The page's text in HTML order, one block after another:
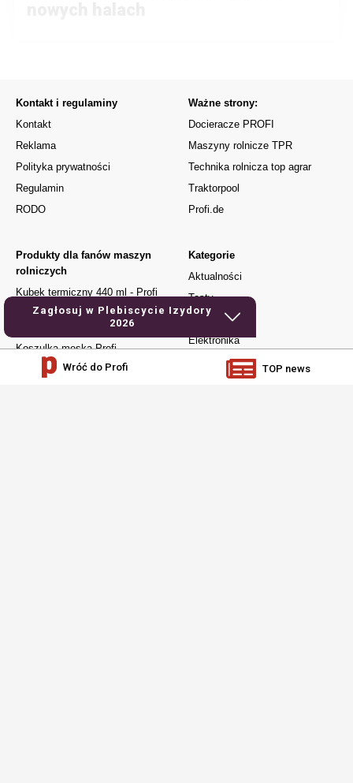
Zagłosuj w Plebiscycie Izydory
2026
Kontakt i regulaminy
Kontakt
Reklama
Polityka prywatności
Regulamin
RODO
Kategorie
Aktualności
Testy
Używane
Elektronika
Warsztat
Jak to działa
Produkty dla fanów maszyn
rolniczych
Kubek termiczny 440 ml - Profi
Kubek Urodzony do jazdy
Koszulka męska Profi -
urodzony do jazdy traktorem
Ważne strony:
Docieracze PROFI
Maszyny rolnicze TPR
Technika rolnicza top agrar
Traktorpool
Profi.de
Wróć do Profi TOP news